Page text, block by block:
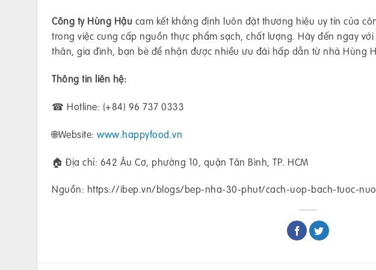
Công ty Hùng Hậu cam kết khẳng định luôn đặt thương hiệu uy tín của
trong việc cung cấp nguồn thực phẩm sạch, chất lượng. Hãy đến ngay
thân, gia đình, bạn bè để nhận được nhiều ưu đãi hấp dẫn từ nhà Hùng
Thông tin liên hệ:
☎ Hotline: (+84) 96 737 0333
🌐Website: www.happyfood.vn
🏠 Địa chỉ: 642 Âu Cơ, phường 10, quận Tân Bình, TP. HCM
Nguồn: https://ibep.vn/blogs/bep-nha-30-phut/cach-uop-bach-tuoc-